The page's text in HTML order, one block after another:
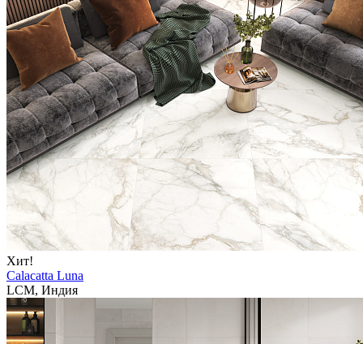
Хит!
Calacatta Luna
LCM, Индия